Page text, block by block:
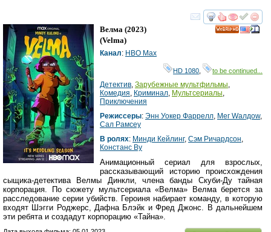
смотреть
Велма (2023)
(Velma)
Канал: HBO Max
HD 1080 to be continued...
Детектив, Зарубежные мультфильмы,
Комедия, Криминал, Мультсериалы,
Приключения
Режиссеры: Энн Уокер Фаррелл, Мег Wалдоw,
Cал Рамсеy
В ролях: Минди Кейлинг, Сэм Ричардсон,
Констанс Ву
Анимационный сериал для взрослых,
рассказывающий историю происхождения
сыщика-детектива Велмы Динкли, члена банды Скуби-Ду тайная
корпорация. По сюжету мультсериала «Велма» Велма берется за
расследование серии убийств. Героиня набирает команду, в которую
входят Шэгги Роджерс, Дафна Блэйк и Фред Джонс. В дальнейшем
эти ребята и создадут корпорацию «Тайна».